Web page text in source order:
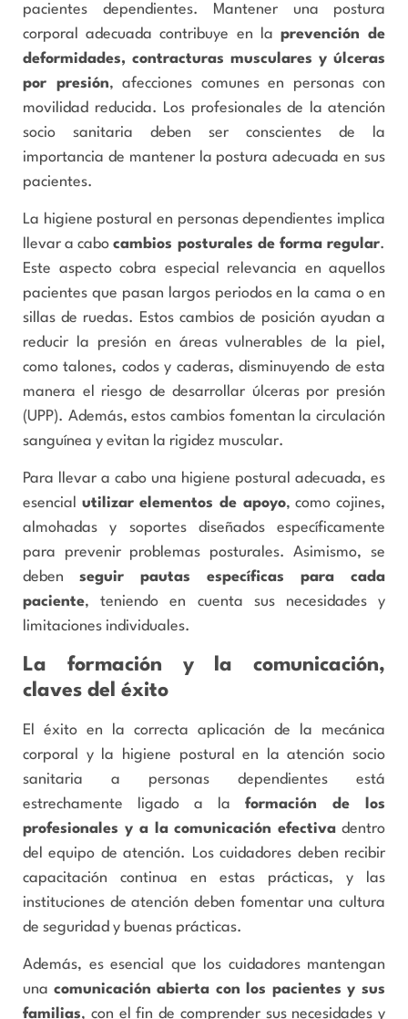
pacientes dependientes. Mantener una postura
corporal adecuada contribuye en la prevención de
deformidades, contracturas musculares y úlceras
por presión, afecciones comunes en personas con
movilidad reducida. Los profesionales de la atención
socio sanitaria deben ser conscientes de la
importancia de mantener la postura adecuada en sus
pacientes.
La higiene postural en personas dependientes implica
llevar a cabocambios posturales de forma regular.
Este aspecto cobra especial relevancia en aquellos
pacientes que pasan largos periodos en la cama o en
sillas de ruedas. Estos cambios de posición ayudan a
reducir la presión en áreas vulnerables de la piel,
como talones, codos y caderas, disminuyendo de esta
manera el riesgo de desarrollar úlceras por presión
(UPP). Además, estos cambios fomentan la circulación
sanguínea y evitan la rigidez muscular.
Para llevar a cabo una higiene postural adecuada, es
esencial utilizar elementos de apoyo, como cojines,
almohadas y soportes diseñados específicamente
para prevenir problemas posturales. Asimismo, se
deben seguir pautas específicas para cada
paciente, teniendo en cuenta sus necesidades y
limitaciones individuales.
La formación y la comunicación,
claves del éxito
El éxito en la correcta aplicación de la mecánica
corporal y la higiene postural en la atención socio
sanitaria a personas dependientes está
estrechamente ligado a la formación de los
profesionales y a la comunicación efectiva dentro
del equipo de atención. Los cuidadores deben recibir
capacitación continua en estas prácticas, y las
instituciones de atención deben fomentar una cultura
de seguridad y buenas prácticas.
Además, es esencial que los cuidadores mantengan
una comunicación abierta con los pacientes y sus
familias, con el fin de comprender sus necesidades y